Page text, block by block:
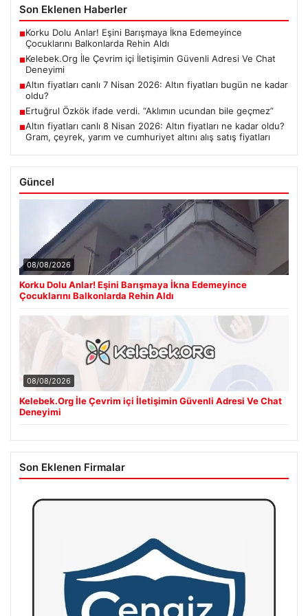
Son Eklenen Haberler
■Korku Dolu Anlar! Eşini Barışmaya İkna Edemeyince
Çocuklarını Balkonlarda Rehin Aldı
■Kelebek.Org İle Çevrim içi İletişimin Güvenli Adresi Ve Chat
Deneyimi
■Altın fiyatları canlı 7 Nisan 2026: Altın fiyatları bugün ne kadar
oldu?
■Ertuğrul Özkök ifade verdi. “Aklımın ucundan bile geçmez”
■Altın fiyatları canlı 8 Nisan 2026: Altın fiyatları ne kadar oldu?
Gram, çeyrek, yarım ve cumhuriyet altını alış satış fiyatları
Güncel
08/08/2026
Korku Dolu Anlar! Eşini Barışmaya İkna Edemeyince
Çocuklarını Balkonlarda Rehin Aldı
08/08/2026
Kelebek.Org İle Çevrim içi İletişimin Güvenli Adresi Ve Chat
Deneyimi
Son Eklenen Firmalar